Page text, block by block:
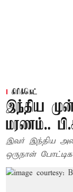
கிரிக்கெட்
இந்திய
மரணம்..
இவர் இந்திய
ஒருநாள்